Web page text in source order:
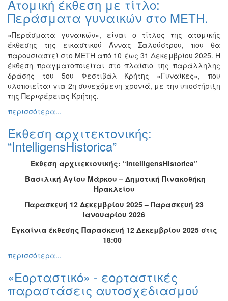
Ζωγραφική
Φωτογραφία
Τραγούδι
Μουσική
Κινηματογράφος
Χορός
Θέατρο
Παζάρι
Συνέδρια
Ημερίδες
-
Διημερίδες
Διαλέξεις-
Διάφορες
Εκδηλώσεις
Παιδιά
Άλλες
Ατομική έκθεση με τίτλο:
Περάσματα γυναικών στο ΜΕΤΗ.
«Περάσματα γυναικών», είναι ο τίτλος της ατομικής
έκθεσης της εικαστικού Άννας Σαλούστρου, που θα
παρουσιαστεί στο ΜΕΤΗ από 10 έως 31 Δεκεμβρίου 2025. Η
έκθεση πραγματοποιείται στο πλαίσιο της παράλληλης
δράσης του 5ου Φεστιβάλ Κρήτης «Γυναίκες», που
υλοποιείται για 2η συνεχόμενη χρονιά, με την υποστήριξη
της Περιφέρειας Κρήτης.
περισσότερα...
Έκθεση αρχιτεκτονικής:
“IntelligensHistorica”
Έκθεση αρχιτεκτονικής: “IntelligensHistorica”
Βασιλική Αγίου Μάρκου – Δημοτική Πινακοθήκη
Ηρακλείου
Παρασκευή 12 Δεκεμβρίου 2025 – Παρασκευή 23
Ιανουαρίου 2026
Εγκαίνια έκθεσης Παρασκευή 12 Δεκεμβρίου 2025 στις
18:00
περισσότερα...
«Εορταστικό» - εορταστικές
παραστάσεις αυτοσχεδιασμού